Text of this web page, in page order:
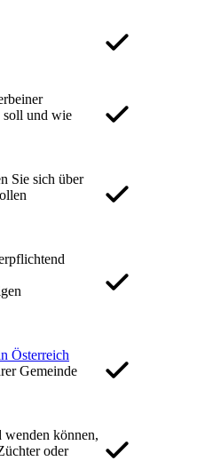
soll und wie
Sie sich über
Österreich
Gemeinde
können,
oder